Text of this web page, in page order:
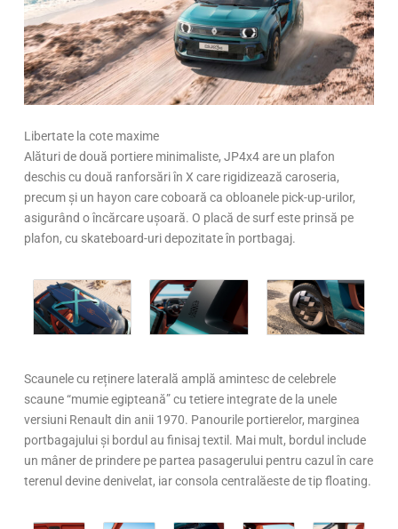
Libertate la cote maxime
Alături de două portiere minimaliste, JP4x4 are un plafon
deschis cu două ranforsări în X care rigidizează caroseria,
precum și un hayon care coboară ca obloanele pick-up-urilor,
asigurând o încărcare ușoară. O placă de surf este prinsă pe
plafon, cu skateboard-uri depozitate în portbagaj.
Scaunele cu reținere laterală amplă amintesc de celebrele
scaune “mumie egipteană” cu tetiere integrate de la unele
versiuni Renault din anii 1970. Panourile portierelor, marginea
portbagajului și bordul au finisaj textil. Mai mult, bordul include
un mâner de prindere pe partea pasagerului pentru cazul în care
terenul devine denivelat, iar consola centralăeste de tip floating.